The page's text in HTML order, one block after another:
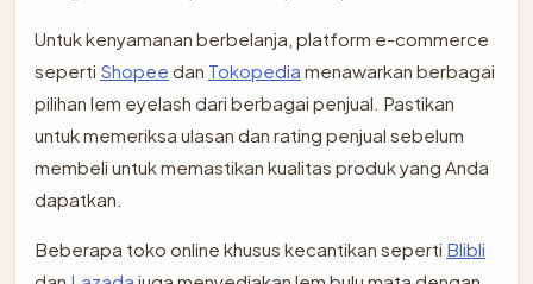
Untuk kenyamanan berbelanja, platform e-commerce
seperti Shopee dan Tokopedia menawarkan berbagai
pilihan lem eyelash dari berbagai penjual. Pastikan
untuk memeriksa ulasan dan rating penjual sebelum
membeli untuk memastikan kualitas produk yang Anda
dapatkan.
Beberapa toko online khusus kecantikan seperti Blibli